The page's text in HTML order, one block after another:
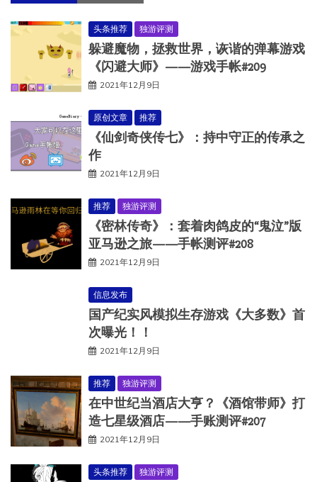
头条推荐 独游评测
躲避魔物，拯救世界，诙谐的弹幕游戏
《闪避大师》——游戏手帐#209
2021年12月9日
原创文章 推荐
《仙剑奇侠传七》：持中守正的传承之
作
2021年12月9日
推荐 独游评测
《密林传奇》：套着肉鸽皮的“鬼泣”版
亚马逊之旅——手帐测评#208
2021年12月9日
信息发布
国产纪实风模拟生存游戏《大多数》首
次曝光！！
2021年12月9日
推荐 独游评测
在中世纪当酒店大亨？《酒馆带师》打
造七星级酒店——手账测评#207
2021年12月9日
头条推荐 独游评测